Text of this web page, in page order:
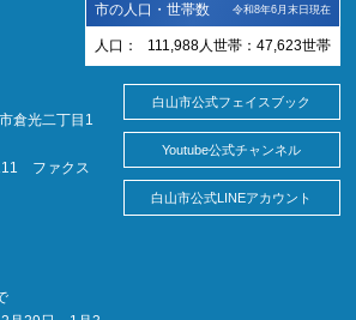
市の人口・世帯数 令和8年6月末日現在
人口： 111,988 人 世帯： 47,623世帯
倉光二丁目1
ファクス
白山市公式フェイスブック
Youtube公式チャンネル
白山市公式LINEアカウント